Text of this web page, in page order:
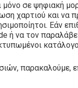
μόνο σε
χαρτιού και να
Εάν
ή να τον
παρακαλούμε,